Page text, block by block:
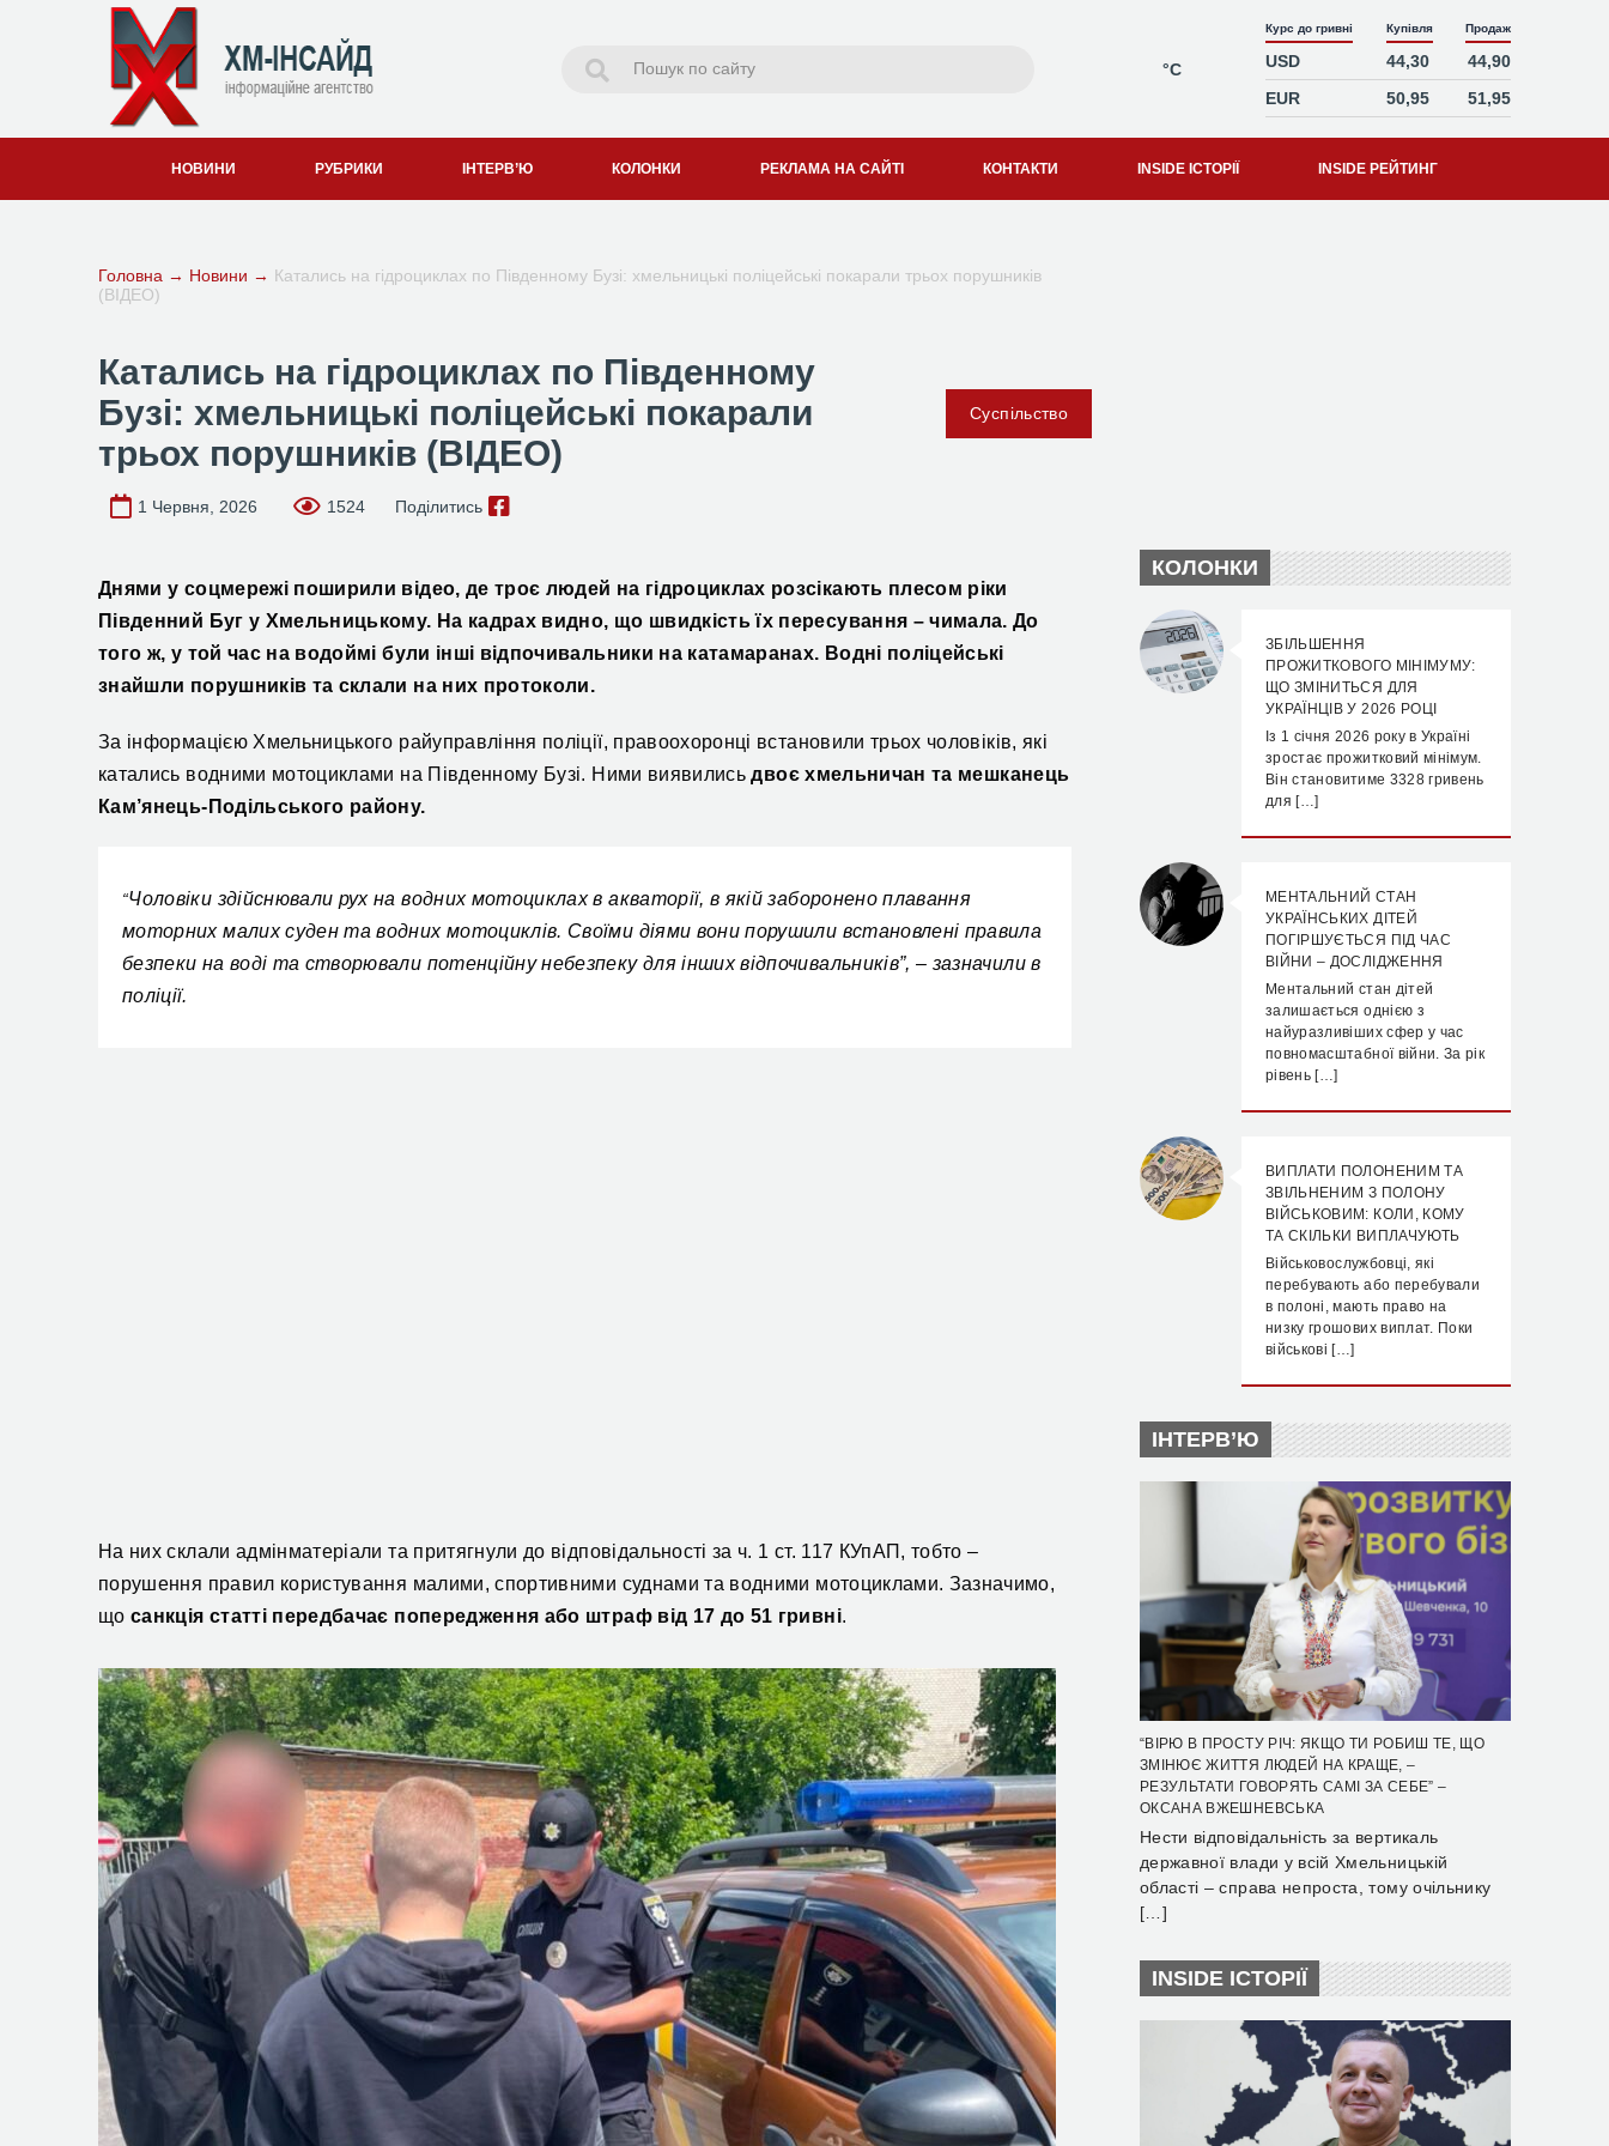
°C
Курс до гривні Купівля Продаж
USD 44,30
44,90
EUR
50,95 51,95
НОВИНИ РУБРИКИ ІНТЕРВ’Ю КОЛОНКИ РЕКЛАМА НА САЙТІ КОНТАКТИ INSIDE ІСТОРІЇ INSIDE РЕЙТИНГ
Головна → Новини → Катались на гідроциклах по Південному Бузі: хмельницькі поліцейські покарали трьох порушників
(ВІДЕО)
Катались на гідроциклах по Південному
Бузі: хмельницькі поліцейські покарали
трьох порушників (ВІДЕО)
Суспільство
1 Червня, 2026 1524 Поділитись
Днями у соцмережі поширили відео, де троє людей на гідроциклах розсікають плесом ріки
Південний Буг у Хмельницькому. На кадрах видно, що швидкість їх пересування – чимала. До
того ж, у той час на водоймі були інші відпочивальники на катамаранах. Водні поліцейські
знайшли порушників та склали на них протоколи.
За інформацією Хмельницького райуправління поліції, правоохоронці встановили трьох чоловіків, які
катались водними мотоциклами на Південному Бузі. Ними виявилисьдвоє хмельничан та мешканець
Кам’янець-Подільського району.
“Чоловіки здійснювали рух на водних мотоциклах в акваторії, в якій заборонено плавання
моторних малих суден та водних мотоциклів. Своїми діями вони порушили встановлені правила
безпеки на воді та створювали потенційну небезпеку для інших відпочивальників”, – зазначили в
поліції.
На них склали адмінматеріали та притягнули до відповідальності за ч. 1 ст. 117 КУпАП, тобто –
порушення правил користування малими, спортивними суднами та водними мотоциклами. Зазначимо,
щосанкція статті передбачає попередження або штраф від 17 до 51 гривні.
КОЛОНКИ
ЗБІЛЬШЕННЯ
ПРОЖИТКОВОГО МІНІМУМУ:
ЩО ЗМІНИТЬСЯ ДЛЯ
УКРАЇНЦІВ У 2026 РОЦІ
Із 1 січня 2026 року в Україні
зростає прожитковий мінімум.
Він становитиме 3328 гривень
для […]
МЕНТАЛЬНИЙ СТАН
УКРАЇНСЬКИХ ДІТЕЙ
ПОГІРШУЄТЬСЯ ПІД ЧАС
ВІЙНИ – ДОСЛІДЖЕННЯ
Ментальний стан дітей
залишається однією з
найуразливіших сфер у час
повномасштабної війни. За рік
рівень […]
ВИПЛАТИ ПОЛОНЕНИМ ТА
ЗВІЛЬНЕНИМ З ПОЛОНУ
ВІЙСЬКОВИМ: КОЛИ, КОМУ
ТА СКІЛЬКИ ВИПЛАЧУЮТЬ
Військовослужбовці, які
перебувають або перебували
в полоні, мають право на
низку грошових виплат. Поки
військові […]
ІНТЕРВ’Ю
“ВІРЮ В ПРОСТУ РІЧ: ЯКЩО ТИ РОБИШ ТЕ, ЩО
ЗМІНЮЄ ЖИТТЯ ЛЮДЕЙ НА КРАЩЕ, –
РЕЗУЛЬТАТИ ГОВОРЯТЬ САМІ ЗА СЕБЕ” –
ОКСАНА ВЖЕШНЕВСЬКА
Нести відповідальність за вертикаль
державної влади у всій Хмельницькій
області – справа непроста, тому очільнику
[…]
INSIDE ІСТОРІЇ